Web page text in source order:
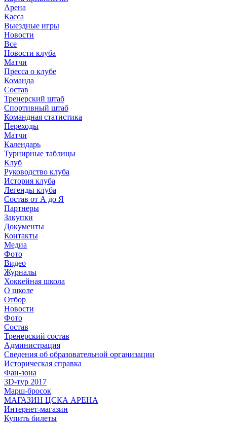
Арена
Касса
Выездные игры
Новости
Все
Новости клуба
Матчи
Пресса о клубе
Команда
Состав
Тренерский штаб
Спортивный штаб
Командная статистика
Переходы
Матчи
Календарь
Турнирные таблицы
Клуб
Руководство клуба
История клуба
Легенды клуба
Состав от А до Я
Партнеры
Закупки
Документы
Контакты
Медиа
Фото
Видео
Журналы
Хоккейная школа
О школе
Отбор
Новости
Фото
Состав
Тренерский состав
Администрация
Сведения об образовательной организации
Историческая справка
Фан-зона
3D-тур 2017
Марш-бросок
МАГАЗИН ЦСКА АРЕНА
Интернет-магазин
Купить билеты